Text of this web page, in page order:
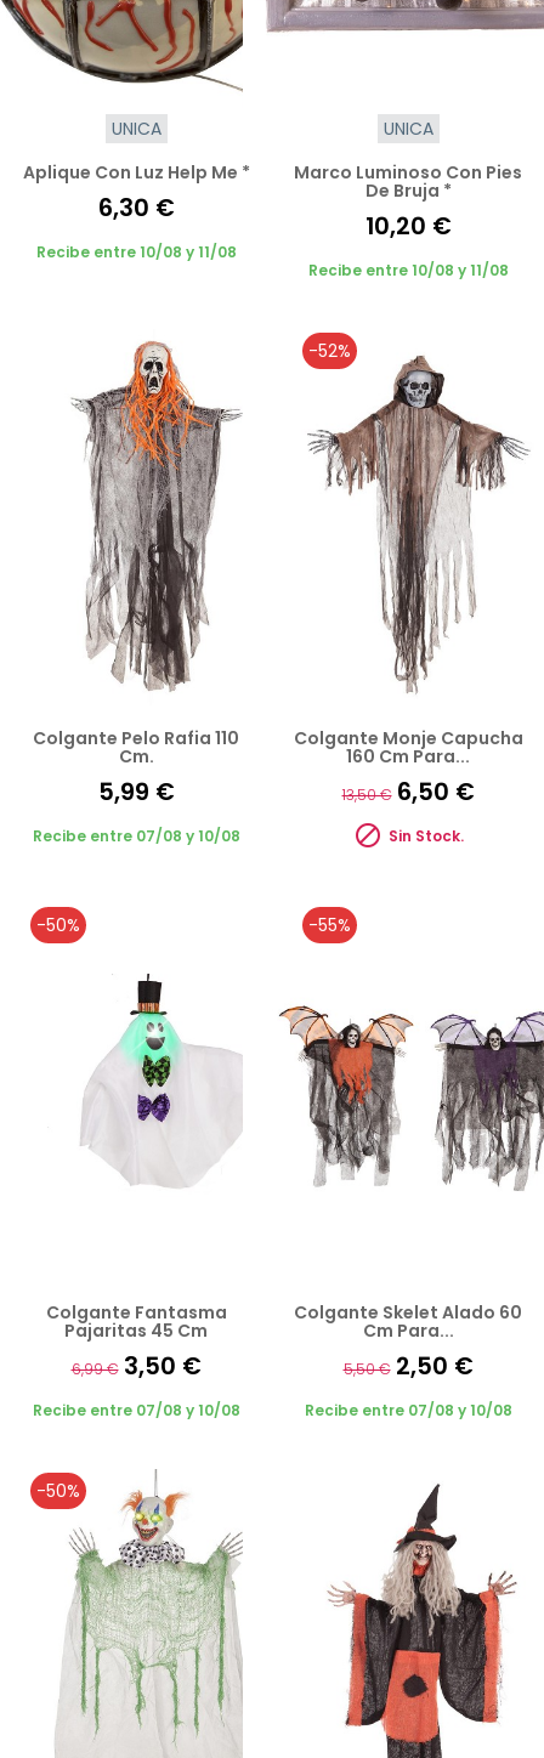
UNICA
Aplique Con Luz Help Me *
6,30 €
Recibe entre 10/08 y 11/08
UNICA
Marco Luminoso Con Pies
De Bruja *
10,20 €
Recibe entre 10/08 y 11/08
Colgante Pelo Rafia 110
Cm.
5,99 €
Recibe entre 07/08 y 10/08
-52%
Colgante Monje Capucha
160 Cm Para...
13,50 € 6,50 €
 Sin Stock.
-50%
Colgante Fantasma
Pajaritas 45 Cm
6,99 € 3,50 €
Recibe entre 07/08 y 10/08
-55%
Colgante Skelet Alado 60
Cm Para...
5,50 € 2,50 €
Recibe entre 07/08 y 10/08
-50%